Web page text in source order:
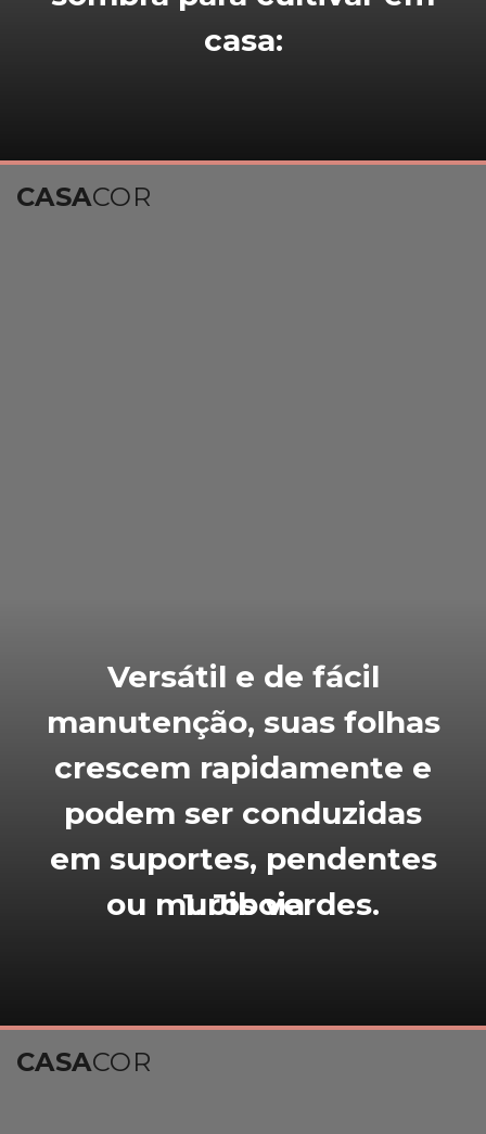
casa:
Versátil e de fácil
manutenção, suas folhas
crescem rapidamente e
podem ser conduzidas
em suportes, pendentes
ou muros verdes.
1. Jiboia
CASACOR
CASACOR